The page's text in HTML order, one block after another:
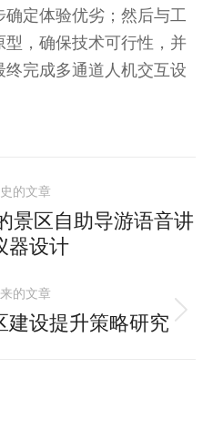
定体验优劣；然后与工
，确保技术可行性，并
完成多通道人机交互设
的文章
历
史
的
文
景区自助导游语音讲
器设计
的文章
未
建设提升策略研究